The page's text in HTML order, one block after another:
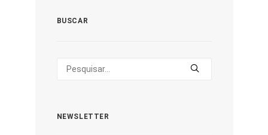
BUSCAR
NEWSLETTER